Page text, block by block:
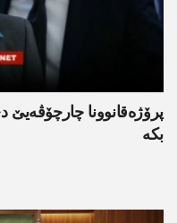
پرۆژەقانوونا
بکە